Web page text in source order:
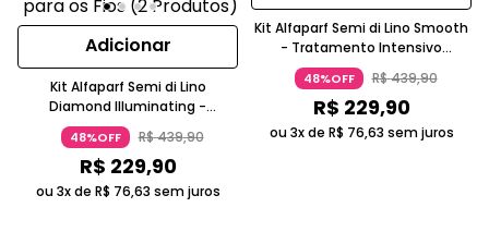
Adicionar
Kit Alfaparf Semi di Lino
Diamond Illuminating -
Revitalização e Brilho para os
Fios (2 Produtos)
48%OFF R$439,90
R$ 229,90
ou 3x de R$ 76,63 sem juros
Kit Alfaparf Semi di Lino Smooth
- Tratamento Intensivo
Profissional (2 produtos)
48%OFF R$439,90
R$ 229,90
ou 3x de R$ 76,63 sem juros